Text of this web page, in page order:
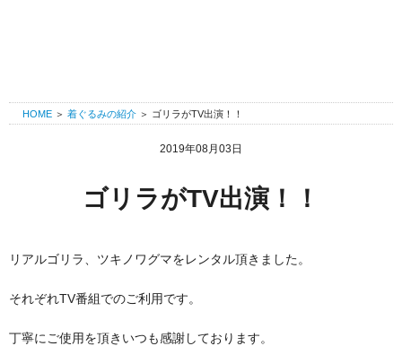
HOME ＞ 着ぐるみの紹介 ＞ ゴリラがTV出演！！
2019年08月03日
ゴリラがTV出演！！
リアルゴリラ、ツキノワグマをレンタル頂きました。
それぞれTV番組でのご利用です。
丁寧にご使用を頂きいつも感謝しております。